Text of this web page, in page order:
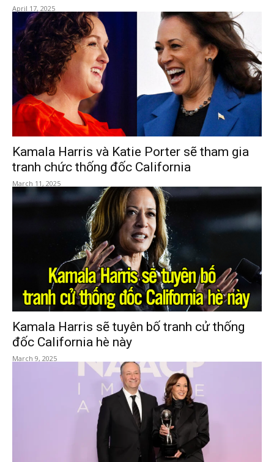
April 17, 2025
Kamala Harris và Katie Porter sẽ tham gia
tranh chức thống đốc California
March 11, 2025
Kamala Harris sẽ tuyên bố tranh cử thống
đốc California hè này
March 9, 2025